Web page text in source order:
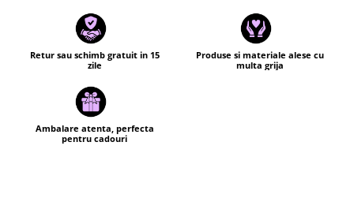
Retur sau schimb gratuit in 15
zile
Produse si materiale alese cu
multa grija
Ambalare atenta, perfecta
pentru cadouri